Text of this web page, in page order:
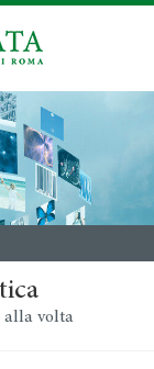
alla volta